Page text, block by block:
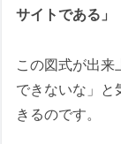
サイトである」
この図式が出来
できないな」と
きるのです。